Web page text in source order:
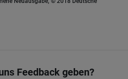
Feedback geben?